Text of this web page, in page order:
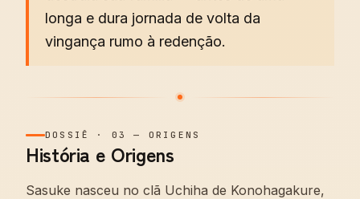
longa e dura jornada de volta da
vingança rumo à redenção.
DOSSIÊ · 03 — ORIGENS
História e Origens
Sasuke nasceu no clã Uchiha de Konohagakure,